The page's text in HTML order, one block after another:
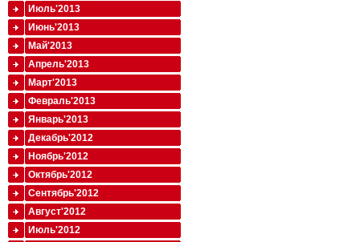
Июль'2013
Июнь'2013
Май'2013
Апрель'2013
Март'2013
Февраль'2013
Январь'2013
Декабрь'2012
Ноябрь'2012
Октябрь'2012
Сентябрь'2012
Август'2012
Июль'2012